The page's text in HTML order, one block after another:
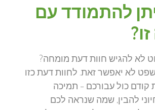
להתמודד עם
לא להגיש חוות דעת מומחה?
לא יאפשר זאת. לחוות דעת כזו
כול עבורכם – תמיכה
להבין, שמה שנראה לכם